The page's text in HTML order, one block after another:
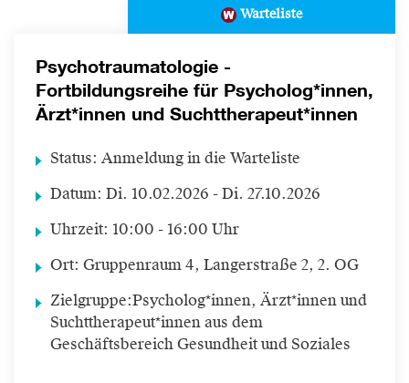
Warteliste
Psychotraumatologie -
Fortbildungsreihe für Psycholog*innen,
Ärzt*innen und Suchttherapeut*innen
Status: Anmeldung in die Warteliste
Datum: Di. 10.02.2026 - Di. 27.10.2026
Uhrzeit: 10:00 - 16:00 Uhr
Ort: Gruppenraum 4, Langerstraße 2, 2. OG
Zielgruppe:Psycholog*innen, Ärzt*innen und
Suchttherapeut*innen aus dem
Geschäftsbereich Gesundheit und Soziales